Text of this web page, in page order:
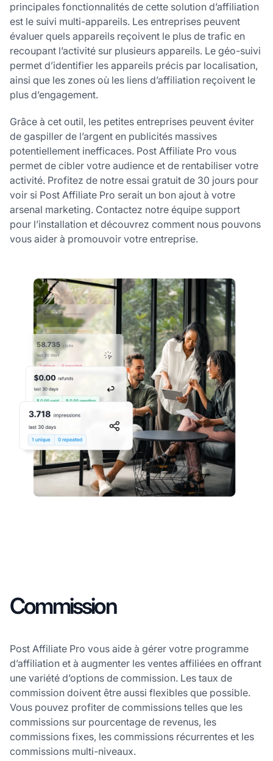
principales fonctionnalités de cette solution d’affiliation
est le suivi multi-appareils. Les entreprises peuvent
évaluer quels appareils reçoivent le plus de trafic en
recoupant l’activité sur plusieurs appareils. Le géo-suivi
permet d’identifier les appareils précis par localisation,
ainsi que les zones où les liens d’affiliation reçoivent le
plus d’engagement.
Grâce à cet outil, les petites entreprises peuvent éviter
de gaspiller de l’argent en publicités massives
potentiellement inefficaces. Post Affiliate Pro vous
permet de cibler votre audience et de rentabiliser votre
activité. Profitez de notre essai gratuit de 30 jours pour
voir si Post Affiliate Pro serait un bon ajout à votre
arsenal marketing. Contactez notre équipe support
pour l’installation et découvrez comment nous pouvons
vous aider à promouvoir votre entreprise.
Commission
Post Affiliate Pro vous aide à gérer votre programme
d’affiliation et à augmenter les ventes affiliées en offrant
une variété d’options de commission. Les taux de
commission doivent être aussi flexibles que possible.
Vous pouvez profiter de commissions telles que les
commissions sur pourcentage de revenus, les
commissions fixes, les commissions récurrentes et les
commissions multi-niveaux.